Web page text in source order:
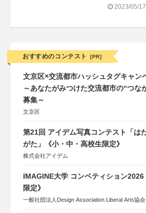
2023/05/
おすすめのコンテスト [PR]
文京区×交流都市ハッシュタグキャン
～あなたがみつけた交流都市の“つな
募集～
文京区
第21回 アイデム写真コンテスト「は
がた」《小・中・高校生限定》
株式会社アイデム
IMAGINE大学 コンペティション2026
限定》
一般社団法人Design Association Liberal Arts協会